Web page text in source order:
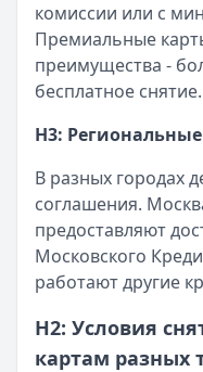
комиссии или с
Премиальные
преимущества -
бесплатное снятие.
H3:
В разных городах
соглашения.
предоставляют
Московского
работают другие
H2: Условия
картам разных